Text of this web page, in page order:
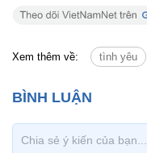
Xem thêm về: tình yêu